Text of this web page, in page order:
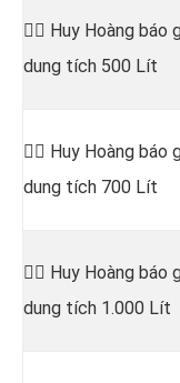
👷‍♂️ Huy Hoàng báo
dung tích 500 Lít
👷‍♂️ Huy Hoàng báo
dung tích 700 Lít
👷‍♂️ Huy Hoàng báo
dung tích 1.000 Lít